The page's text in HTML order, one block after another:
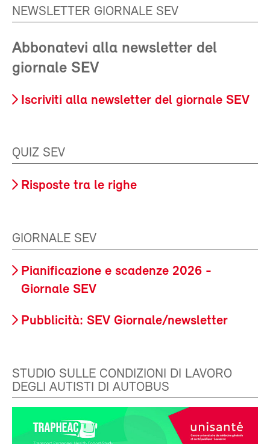
NEWSLETTER GIORNALE SEV
Abbonatevi alla newsletter del
giornale SEV
Iscriviti alla newsletter del giornale SEV
QUIZ SEV
Risposte tra le righe
GIORNALE SEV
Pianificazione e scadenze 2026 -
Giornale SEV
Pubblicità: SEV Giornale/newsletter
STUDIO SULLE CONDIZIONI DI LAVORO
DEGLI AUTISTI DI AUTOBUS